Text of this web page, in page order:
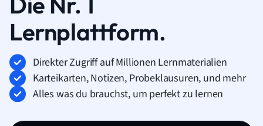
Lernplattform.
Direkter Zugriff auf Millionen Lernmaterialien
Karteikarten, Notizen, Probeklausuren, und mehr
Alles was du brauchst, um perfekt zu lernen